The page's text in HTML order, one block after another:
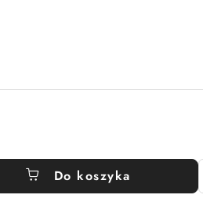
Do koszyka